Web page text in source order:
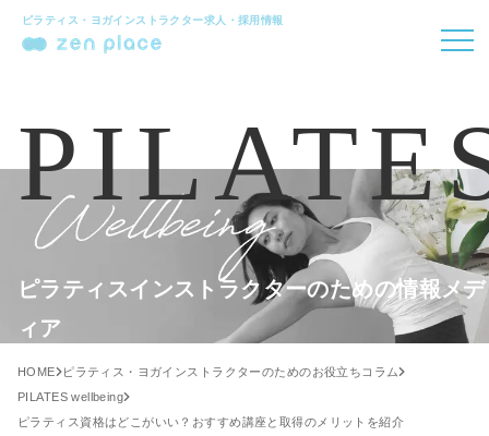
ピラティス・ヨガインストラクター求人・採用情報
ピラティスインストラクターのための情報メデ
ィア
HOME
ピラティス・ヨガインストラクターのためのお役立ちコラム
PILATES wellbeing
ピラティス資格はどこがいい？おすすめ講座と取得のメリットを紹介